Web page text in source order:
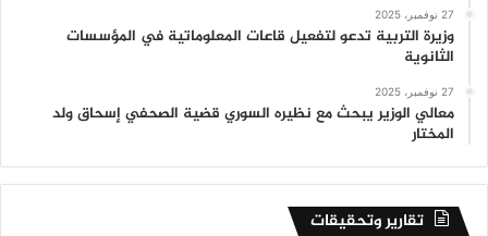
27 نوفمبر، 2025
وزيرة التربية تدعو لتفعيل قاعات المعلوماتية في المؤسسات
الثانوية
27 نوفمبر، 2025
معالي الوزير يبحث مع نظيره السوري قضية الصحفي إسحاق ولد
المختار
تقارير وتحقيقات